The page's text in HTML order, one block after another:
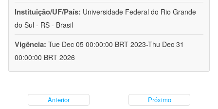
Instituição/UF/País: Universidade Federal do Rio Grande
do Sul - RS - Brasil
Vigência: Tue Dec 05 00:00:00 BRT 2023-Thu Dec 31
00:00:00 BRT 2026
Anterior Próximo